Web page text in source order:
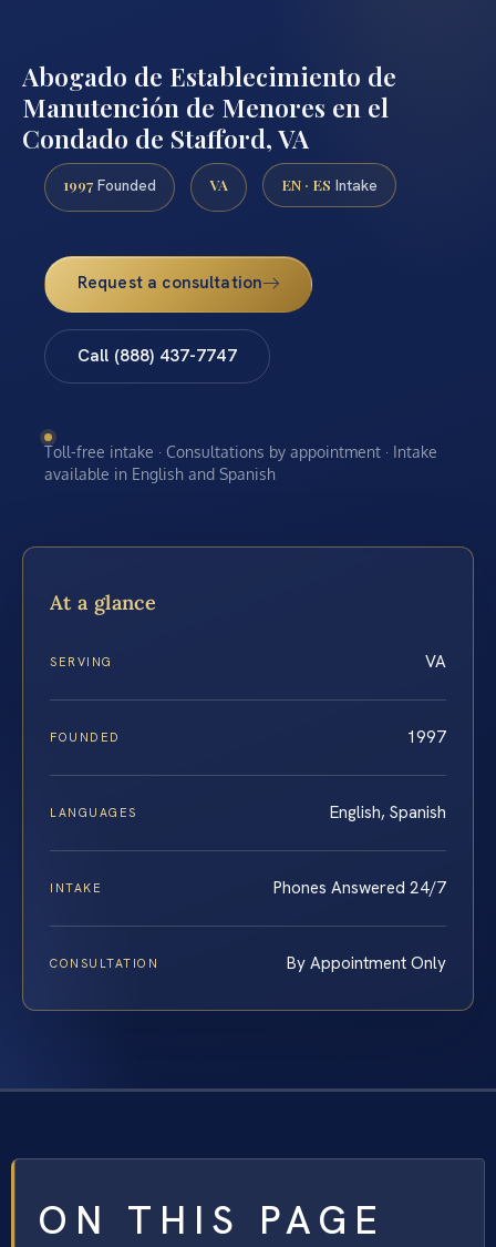
Abogado de Establecimiento de
Manutención de Menores en el
Condado de Stafford, VA
1997 Founded VA EN · ES Intake
Request a consultation
Call (888) 437-7747
Toll-free intake · Consultations by appointment · Intake
available in English and Spanish
At a glance
SERVING VA
FOUNDED 1997
LANGUAGES English, Spanish
INTAKE Phones Answered 24/7
CONSULTATION By Appointment Only
ON THIS PAGE